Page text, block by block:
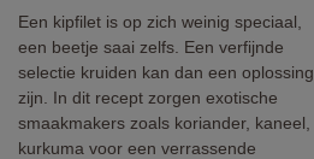
Een kipfilet is op zich weinig speciaal,
een beetje saai zelfs. Een verfijnde
selectie kruiden kan dan een oplossing
zijn. In dit recept zorgen exotische
smaakmakers zoals koriander, kaneel,
kurkuma voor een verrassende